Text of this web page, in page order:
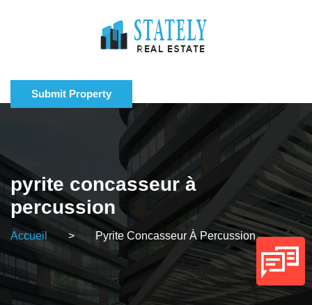
Submit Property
pyrite concasseur à
percussion
Accueil > Pyrite Concasseur À Percussion